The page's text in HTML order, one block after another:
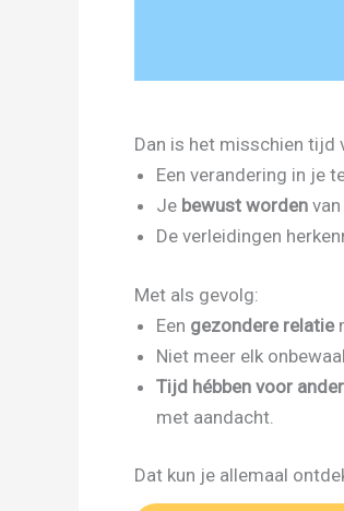
Dan is het misschien tijd
Een verandering in je
Je bewust worden
De verleidingen
Met als gevolg:
Een gezondere relatie
Niet meer elk
Tijd hébben voor
met aandacht.
Dat kun je allemaal